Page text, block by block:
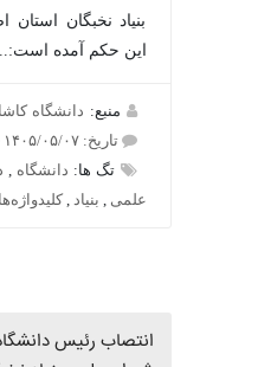
بنیاد نخبگان استان
این حکم آمده است:...
منبع:دانشگاه کاشان
تاریخ: ۱۴۰۵/۰۵/۰۷
12 بازدید
تگ ها: دانشگاه,
بنیاد, کلیدواژه‌ها رئیس,
انتصاب رئیس دانشگاه